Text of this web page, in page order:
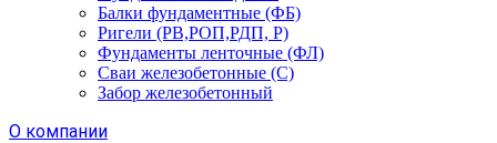
Балки фундаментные (ФБ)
Ригели (РВ,РОП,РДП, Р)
Фундаменты ленточные (ФЛ)
Сваи железобетонные (С)
Забор железобетонный
О компании